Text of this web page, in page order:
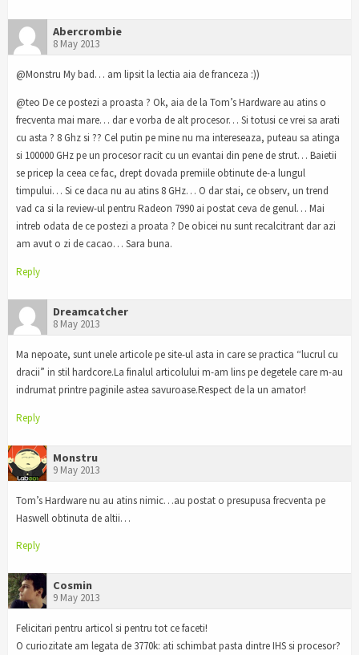
Abercrombie
8 May 2013
@Monstru My bad… am lipsit la lectia aia de franceza :))
@teo De ce postezi a proasta ? Ok, aia de la Tom’s Hardware au atins o
frecventa mai mare… dar e vorba de alt procesor… Si totusi ce vrei sa arati
cu asta ? 8 Ghz si ?? Cel putin pe mine nu ma intereseaza, puteau sa atinga
si 100000 GHz pe un procesor racit cu un evantai din pene de strut… Baietii
se pricep la ceea ce fac, drept dovada premiile obtinute de-a lungul
timpului… Si ce daca nu au atins 8 GHz… O dar stai, ce observ, un trend
vad ca si la review-ul pentru Radeon 7990 ai postat ceva de genul… Mai
intreb odata de ce postezi a proata ? De obicei nu sunt recalcitrant dar azi
am avut o zi de cacao… Sara buna.
Reply
Dreamcatcher
8 May 2013
Ma nepoate, sunt unele articole pe site-ul asta in care se practica “lucrul cu
dracii” in stil hardcore.La finalul articolului m-am lins pe degetele care m-au
indrumat printre paginile astea savuroase.Respect de la un amator!
Reply
Monstru
9 May 2013
Tom’s Hardware nu au atins nimic…au postat o presupusa frecventa pe
Haswell obtinuta de altii…
Reply
Cosmin
9 May 2013
Felicitari pentru articol si pentru tot ce faceti!
O curiozitate am legata de 3770k: ati schimbat pasta dintre IHS si procesor?